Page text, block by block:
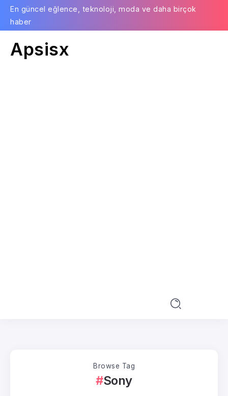
En güncel eğlence, teknoloji, moda ve daha birçok
haber
Apsisx
Browse Tag
Sony